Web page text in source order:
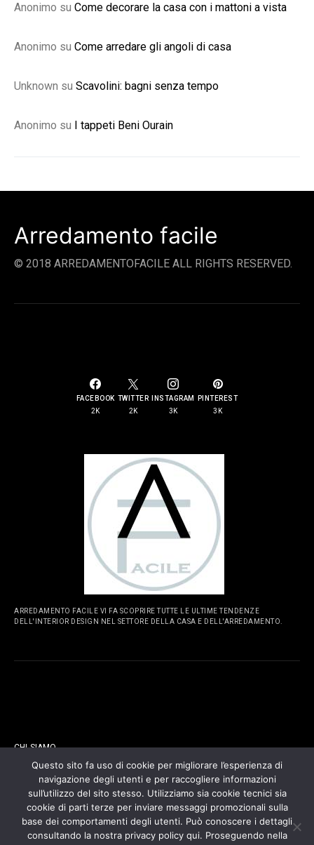
Anonimo su Come decorare la casa con i mattoni a vista
Anonimo su Come arredare gli angoli di casa
Unknown su Scavolini: bagni senza tempo
Anonimo su I tappeti Beni Ourain
Arredamento facile
© 2018 ARREDAMENTOFACILE ALL RIGHTS RESERVED.
FACEBOOK
2K
TWITTER
2K
INSTAGRAM
3K
PINTEREST
3K
ARREDAMENTO FACILE VI FA SCOPRIRE TUTTE LE ULTIME TENDENZE
DELL'INTERIOR DESIGN NEL SETTORE DELLA CASA E DELL'ARREDAMENTO.
CHI SIAMO
CONTATTI
COOKIES POLICY
Questo sito fa uso di cookie per migliorare l’esperienza di
navigazione degli utenti e per raccogliere informazioni
sull’utilizzo del sito stesso. Utilizziamo sia cookie tecnici sia
cookie di parti terze per inviare messaggi promozionali sulla
base dei comportamenti degli utenti. Può conoscere i dettagli
consultando la nostra privacy policy qui. Proseguendo nella